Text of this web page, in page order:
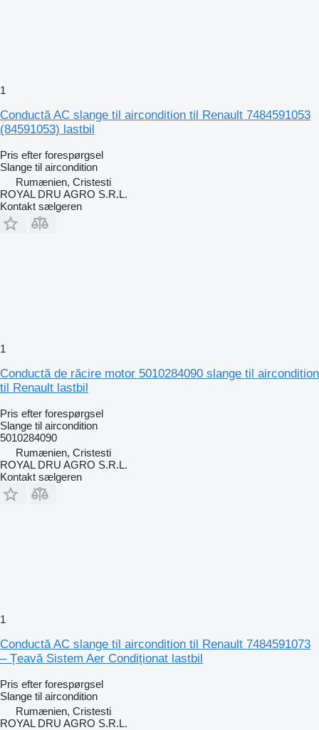
1
Conductă AC slange til aircondition til Renault 7484591053
(84591053) lastbil
Pris efter forespørgsel
Slange til aircondition
Rumænien, Cristesti
ROYAL DRU AGRO S.R.L.
Kontakt sælgeren
1
Conductă de răcire motor 5010284090 slange til aircondition
til Renault lastbil
Pris efter forespørgsel
Slange til aircondition
5010284090
Rumænien, Cristesti
ROYAL DRU AGRO S.R.L.
Kontakt sælgeren
1
Conductă AC slange til aircondition til Renault 7484591073
– Țeavă Sistem Aer Condiționat lastbil
Pris efter forespørgsel
Slange til aircondition
Rumænien, Cristesti
ROYAL DRU AGRO S.R.L.